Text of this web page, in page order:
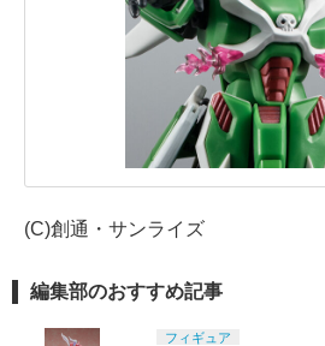
(C)創通・サンライズ
編集部のおすすめ記事
フィギュア